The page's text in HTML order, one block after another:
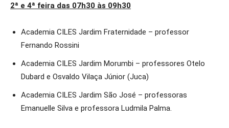
2ª e 4ª feira das 07h30 às 09h30
Academia CILES Jardim Fraternidade – professor
Fernando Rossini
Academia CILES Jardim Morumbi – professores Otelo
Dubard e Osvaldo Vilaça Júnior (Juca)
Academia CILES Jardim São José – professoras
Emanuelle Silva e professora Ludmila Palma.